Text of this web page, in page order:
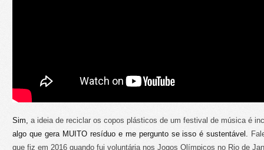
Sim, a ideia de reciclar os copos plásticos de um festival de música é
algo que gera MUITO resíduo e me pergunto se isso é sustentável.
que fiz em 2016 quando fui voluntária nos Jogos Olímpicos no Rio de